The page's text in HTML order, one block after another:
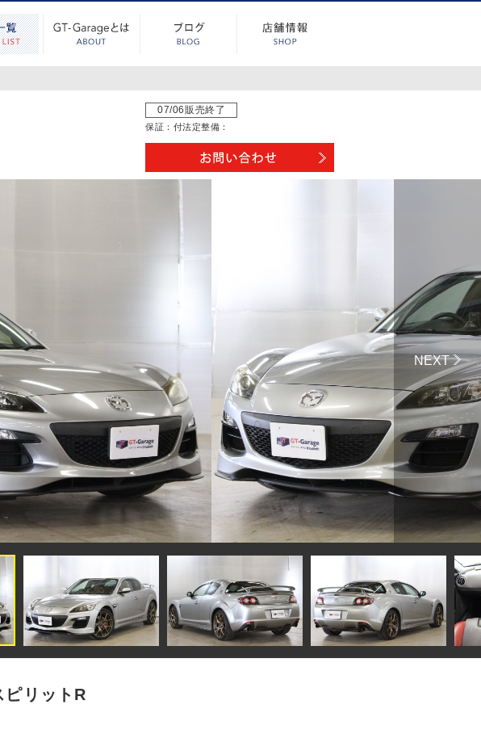
07/06販売終了
保証： 付法定整備：
リットR